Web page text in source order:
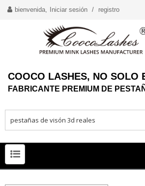
bienvenida, Iniciar sesión / registro
COOCO LASHES, NO SOLO
FABRICANTE PREMIUM DE